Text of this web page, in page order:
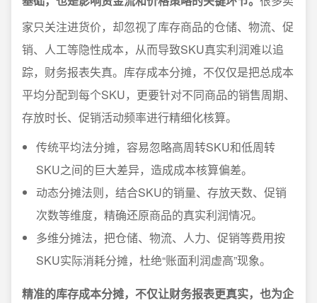
家只关注进货价，却忽视了库存商品的仓储、物流、促
销、人工等隐性成本，从而导致SKU真实利润难以追
踪，财务报表失真。库存成本分摊，不仅仅是把总成本
平均分配到每个SKU，更要针对不同商品的销售周期、
存放时长、促销活动频率进行精细化核算。
传统平均法分摊，容易忽略高周转SKU和低周转
SKU之间的巨大差异，造成成本核算偏差。
动态分摊法则，结合SKU的销量、存放天数、促销
次数等维度，精确还原商品的真实利润情况。
多维分摊法，把仓储、物流、人力、促销等费用按
SKU实际消耗分摊，杜绝“账面利润虚高”现象。
精准的库存成本分摊，不仅让财务报表更真实，也为企